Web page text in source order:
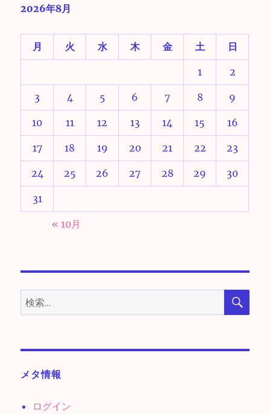
2026年8月
月 火 水 木 金 土 日
1 2
3 4 5 6 7 8 9
10 11 12 13 14 15 16
17 18 19 20 21 22 23
24 25 26 27 28 29 30
31
« 10月
検
索:
検
メタ情報
ログイン